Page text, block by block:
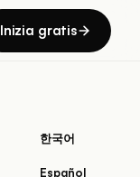
Inizia gratis
한국어
Español